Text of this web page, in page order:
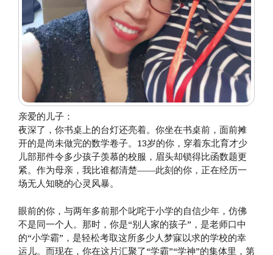
亲爱的儿子：
夜深了，你书桌上的台灯还亮着。你坐在书桌前，面前摊
开的是尚未做完的数学卷子。13岁的你，穿着东北育才少
儿部那件令多少孩子羡慕的校服，眉头却锁得比函数题更
紧。作为母亲，我比谁都清楚——此刻的你，正在经历一
场无人知晓的心灵风暴。
眼前的你，与两年多前那个叱咤于小学的自信少年，仿佛
不是同一个人。那时，你是“别人家的孩子”，是老师口中
的“小学霸”，是轻松考取这所多少人梦寐以求的学校的幸
运儿。而现在，你在这片汇聚了“学霸”“学神”的集体里，第